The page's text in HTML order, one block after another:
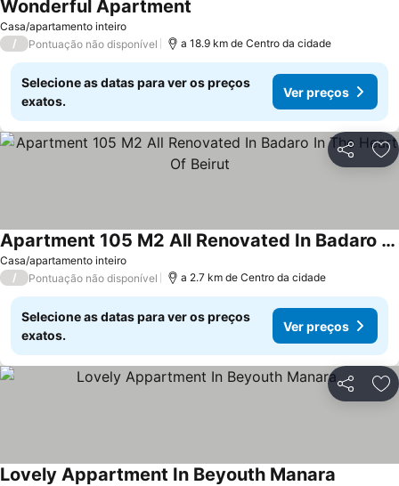
Casa/apartamento inteiro
Wonderful Apartment
/ Pontuação não disponível a 18.9 km de Centro da cidade
Selecione as datas para ver os preços
exatos.
Ver preços
Partilhar
Casa/apartamento inteiro
Apartment 105 M2 All Renovated In Badaro In The Heart Of Beirut
/ Pontuação não disponível a 2.7 km de Centro da cidade
Selecione as datas para ver os preços
exatos.
Ver preços
Partilhar
Lovely Appartment In Beyouth Manara